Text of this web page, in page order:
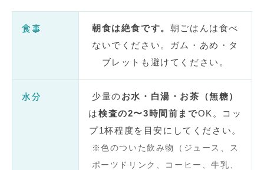
食事 朝食は絶食です。 朝ごはんは食べ
ないでください。ガム・あめ・タ
ブレットも避けてください。
水分 少量のお水・白湯・お茶（無糖）
は検査の2〜3時間前までOK。コッ
プ1杯程度を目安にしてください。
※色のついた飲み物（ジュース、ス
ポーツドリンク、コーヒー、牛乳、